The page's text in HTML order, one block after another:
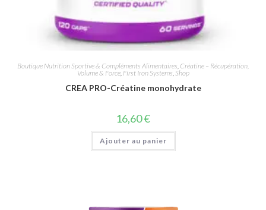
Boutique Nutrition Sportive & Compléments Alimentaires, Créatine – Récupération,
Volume & Force, First Iron Systems, Shop
CREA PRO-Créatine monohydrate
16,60€
Ajouter au panier